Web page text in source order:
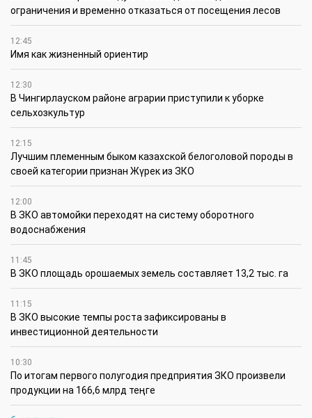
ограничения и временно отказаться от посещения лесов
12:45
Имя как жизненный ориентир
12:30
В Чингирлауском районе аграрии приступили к уборке
сельхозкультур
12:15
Лучшим племенным быком казахской белоголовой породы в
своей категории признан Жүрек из ЗКО
12:00
В ЗКО автомойки переходят на систему оборотного
водоснабжения
11:45
В ЗКО площадь орошаемых земель составляет 13,2 тыс. га
11:15
В ЗКО высокие темпы роста зафиксированы в
инвестиционной деятельности
10:30
По итогам первого полугодия предприятия ЗКО произвели
продукции на 166,6 млрд теңге